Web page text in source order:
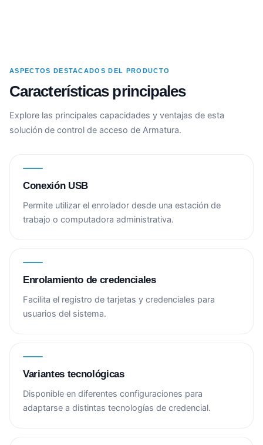
ASPECTOS DESTACADOS DEL PRODUCTO
Características principales
Explore las principales capacidades y ventajas de esta
solución de control de acceso de Armatura.
Conexión USB
Permite utilizar el enrolador desde una estación de
trabajo o computadora administrativa.
Enrolamiento de credenciales
Facilita el registro de tarjetas y credenciales para
usuarios del sistema.
Variantes tecnológicas
Disponible en diferentes configuraciones para
adaptarse a distintas tecnologías de credencial.